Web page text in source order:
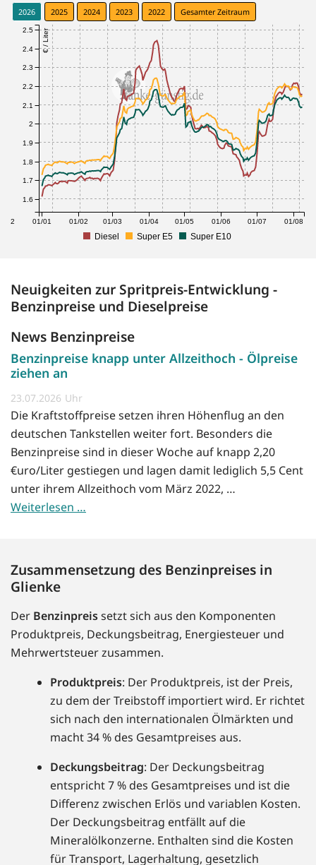
2026 2025 2024 2023 2022 Gesamter Zeitraum
12 01/01 01/02 01/03 01/04 01/05 01/06 01/07 01/08
€ / Liter
1.6
1.7
1.8
1.9
2
2.1
2.2
2.3
2.4
2.5
Diesel Super E5 Super E10
Neuigkeiten zur Spritpreis-Entwicklung -
Benzinpreise und Dieselpreise
News Benzinpreise
Benzinpreise knapp unter Allzeithoch - Ölpreise
ziehen an
23.07.2026
Die Kraftstoffpreise setzen ihren Höhenflug an den
deutschen Tankstellen weiter fort. Besonders die
Benzinpreise sind in dieser Woche auf knapp 2,20
€uro/Liter gestiegen und lagen damit lediglich 5,5 Cent
unter ihrem Allzeithoch vom März 2022, …
Weiterlesen …
Zusammensetzung des Benzinpreises in
Glienke
Der Benzinpreissetzt sich aus den Komponenten
Produktpreis, Deckungsbeitrag, Energiesteuer und
Mehrwertsteuer zusammen.
Produktpreis: Der Produktpreis, ist der Preis,
zu dem der Treibstoff importiert wird. Er richtet
sich nach den internationalen Ölmärkten und
macht 34 % des Gesamtpreises aus.
Deckungsbeitrag: Der Deckungsbeitrag
entspricht 7 % des Gesamtpreises und ist die
Differenz zwischen Erlös und variablen Kosten.
Der Deckungsbeitrag entfällt auf die
Mineralölkonzerne. Enthalten sind die Kosten
für Transport, Lagerhaltung, gesetzlich